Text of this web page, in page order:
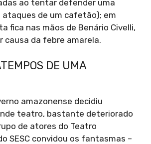
ao tentar defender uma
de um cafetão); em
fica nas mãos de Benário Civelli,
causa da febre amarela.
DE UMA
amazonense decidiu
teatro, bastante deteriorado
de atores do Teatro
SESC convidou os fantasmas –